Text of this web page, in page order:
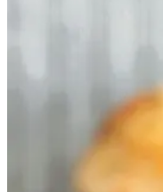
med
tomat ogog